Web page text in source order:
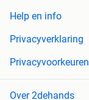
Help en info
Privacyverklaring
Privacyvoorkeuren
Over 2dehands